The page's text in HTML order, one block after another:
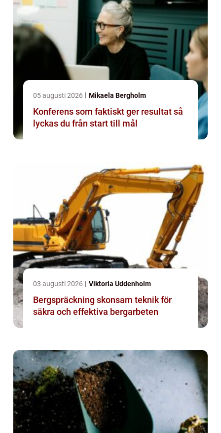
05 augusti 2026 Mikaela Bergholm
Konferens som faktiskt ger resultat så
lyckas du från start till mål
03 augusti 2026 Viktoria Uddenholm
Bergspräckning skonsam teknik för
säkra och effektiva bergarbeten